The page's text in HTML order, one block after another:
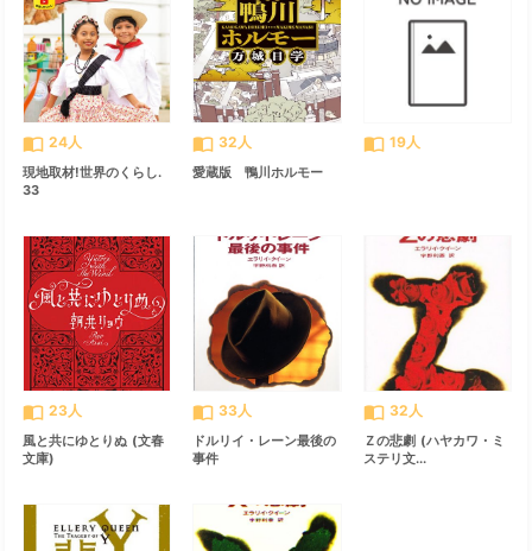
import_contacts 24人
現地取材!世界のくらし.
33
import_contacts 32人
愛蔵版 鴨川ホルモー
import_contacts 19人
import_contacts 23人
風と共にゆとりぬ (文春
文庫)
import_contacts 33人
ドルリイ・レーン最後の
事件
import_contacts 32人
Ｚの悲劇 (ハヤカワ・ミ
ステリ文...